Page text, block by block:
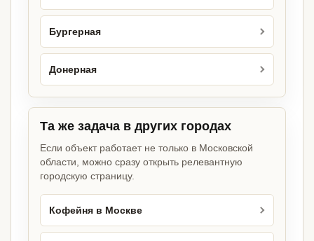
Бургерная
Донерная
Та же задача в других городах
Если объект работает не только в Московской
области, можно сразу открыть релевантную
городскую страницу.
Кофейня в Москве